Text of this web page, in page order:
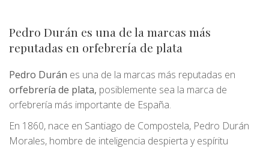
Pedro Durán es una de la marcas más
reputadas en orfebrería de plata
Pedro Durán es una de la marcas más reputadas en
orfebrería de plata, posiblemente sea la marca de
orfebrería más importante de España.
En 1860, nace en Santiago de Compostela, Pedro Durán
Morales, hombre de inteligencia despierta y espíritu